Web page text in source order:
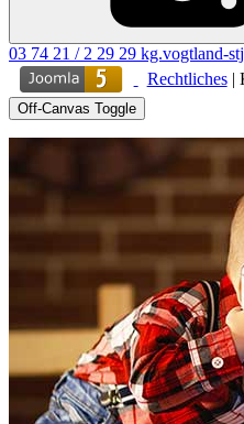
03 74 21 / 2 29 29 kg.vogtland-
Rechtliches|
Off-Canvas Toggle